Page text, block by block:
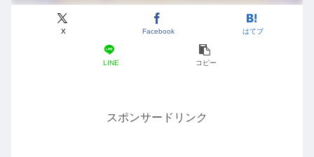
X Facebook はてブ
LINE コピー
スポンサードリンク